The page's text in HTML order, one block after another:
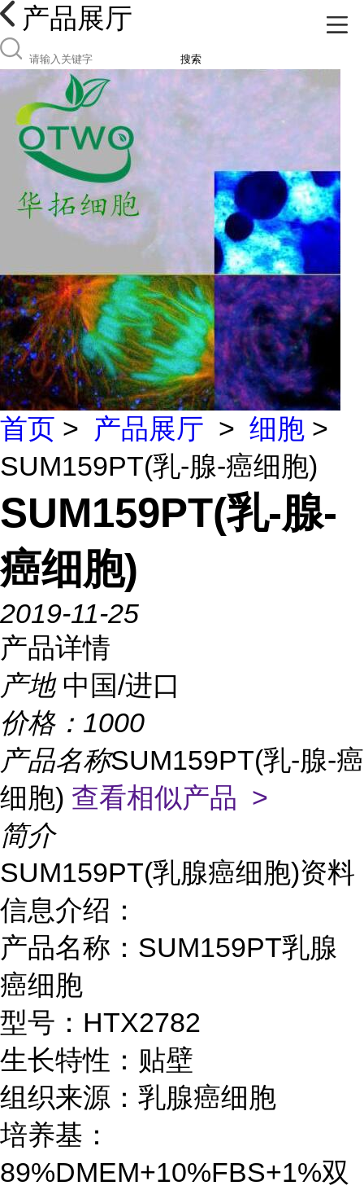
产品展厅
搜索
首页 > 产品展厅 > 细胞 >
SUM159PT(乳-腺-癌细胞)
SUM159PT(乳-腺-
癌细胞)
2019-11-25
产品详情
产地 中国/进口
价格： 1000
产品名称SUM159PT(乳-腺-癌
细胞) 查看相似产品 >
简介
SUM159PT(乳腺癌细胞)资料
信息介绍：
产品名称：SUM159PT乳腺
癌细胞
型号：HTX2782
生长特性：贴壁
组织来源：乳腺癌细胞
培养基：
89%DMEM+10%FBS+1%双